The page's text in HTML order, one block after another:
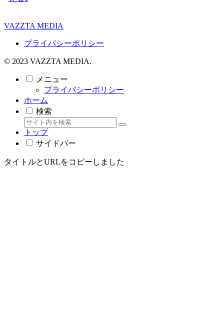
VAZZTA MEDIA
プライバシーポリシー
© 2023 VAZZTA MEDIA.
メニュー
プライバシーポリシー
ホーム
検索
トップ
サイドバー
タイトルとURLをコピーしました